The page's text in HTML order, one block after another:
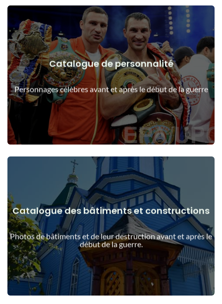
Catalogue de personnalité
Personnages célèbres avant et après le début de la guerre
Les gens avant et après le début de la guerre
Voir les détails
Catalogue des bâtiments et constructions
Photos de bâtiments et de leur destruction avant et après le
début de la guerre.
Bâtiments, structures, objets avant et après le début de la
guerre
Voir les détails